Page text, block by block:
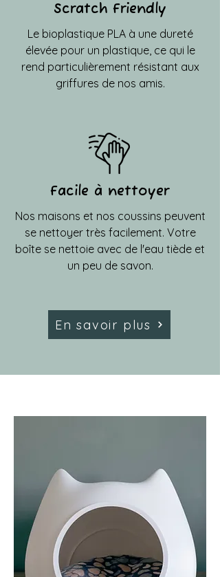
Scratch Friendly
Le bioplastique PLA à une dureté
élevée pour un plastique, ce qui le
rend particulièrement résistant aux
griffures de nos amis.
Facile à nettoyer
Nos maisons et nos coussins peuvent
se nettoyer très facilement. Votre
boîte se nettoie avec de l'eau tiède et
un peu de savon.
En savoir plus